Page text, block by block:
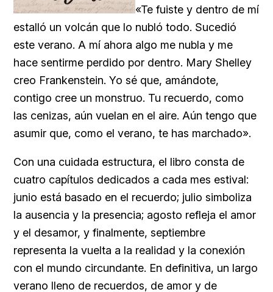
«Te fuiste y dentro de mí
estalló un volcán que lo nubló todo. Sucedió
este verano. A mí ahora algo me nubla y me
hace sentirme perdido por dentro. Mary Shelley
creo Frankenstein. Yo sé que, amándote,
contigo cree un monstruo. Tu recuerdo, como
las cenizas, aún vuelan en el aire. Aún tengo que
asumir que, como el verano, te has marchado».
Con una cuidada estructura, el libro consta de
cuatro capítulos dedicados a cada mes estival:
junio está basado en el recuerdo; julio simboliza
la ausencia y la presencia; agosto refleja el amor
y el desamor, y finalmente, septiembre
representa la vuelta a la realidad y la conexión
con el mundo circundante. En definitiva, un largo
verano lleno de recuerdos, de amor y de